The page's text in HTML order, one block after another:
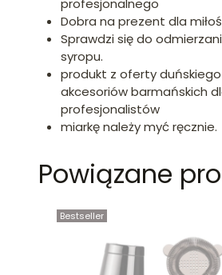
profesjonalnego
Dobra na prezent dla
Sprawdzi się do
syropu.
produkt z oferty
akcesoriów barmańskich
profesjonalistów
miarkę należy myć ręcznie.
Powiązane
Bestseller